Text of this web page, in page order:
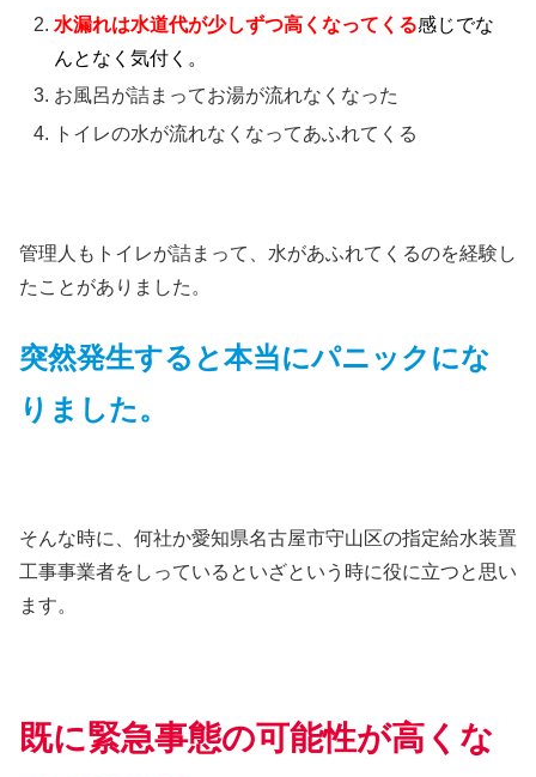
水漏れは水道代が少しずつ高くなってくる感じでな
んとなく気付く。
お風呂が詰まってお湯が流れなくなった
トイレの水が流れなくなってあふれてくる
管理人もトイレが詰まって、水があふれてくるのを経験し
たことがありました。
突然発生すると本当にパニックにな
りました。
そんな時に、何社か愛知県名古屋市守山区の指定給水装置
工事事業者をしっているといざという時に役に立つと思い
ます。
既に緊急事態の可能性が高くな